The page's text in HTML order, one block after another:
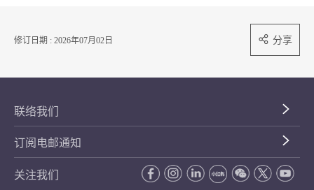
修订日期 : 2026年07月02日 分享
联络我们
订阅电邮通知
关注我们